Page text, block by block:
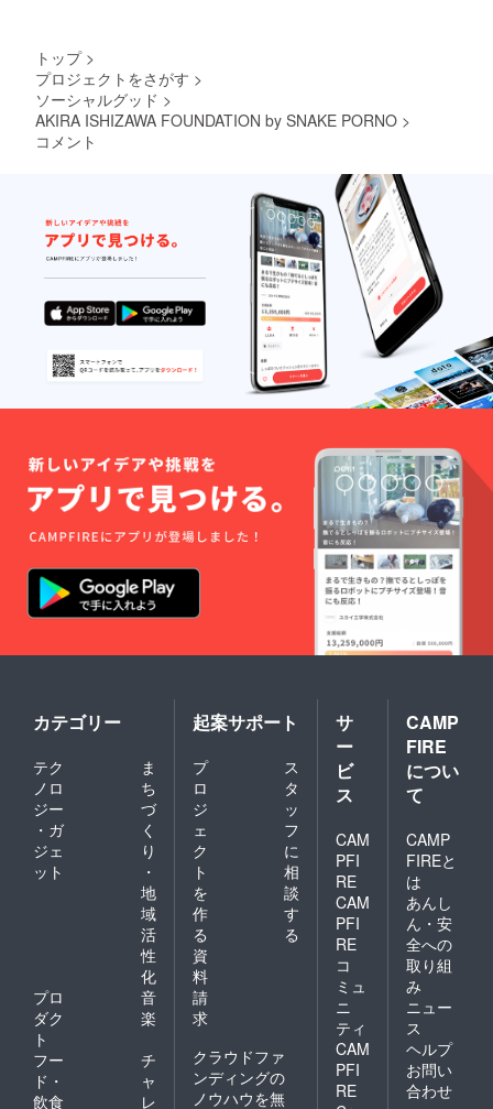
サロゴ
た。
のでそ
合いか
らスネ
ポルで
過去に
出した
メ
デュー
サロゴ
を使用
しまし
た。
を錆び
との意
味があ
るので
そのこ
とわざ
を石沢
彰氏の
スケー
トボー
ディン
グに置
き換え
てみま
した。
デュー
サは石
沢彰氏
のト
レード
マーク
でもあ
るパー
マな髪
と石に
信がメ
デュー
サには
あるの
で石沢
彰氏の
名字に
いう字
がある
のでそ
ういっ
た意味
合いか
らスネ
ポルで
過去に
出した
デュー
サロゴ
を使用
しまし
トップ >
プロジェクトをさがす >
ソーシャルグッド >
AKIRA ISHIZAWA FOUNDATION by SNAKE PORNO >
コメント
カテゴリー
テク
ノロ
ジー
・ガ
ジェ
ット
ま
ち
づ
く
り
・
地
域
活
性
化
プロ
ダク
ト
音
楽
フー
ド・
飲食
チ
ャ
レ
起案サポート
プ
ロ
ジ
ェ
ク
ト
を
作
る
ス
タ
ッ
フ
に
相
談
す
る
資
料
請
求
クラウドファ
ンディングの
ノウハウを無
サ
ー
ビ
ス
CAM
PFI
RE
CAM
PFI
RE
コ
ミュ
ニ
ティ
CAM
PFI
RE
CAMP
FIRE
につい
て
CAMP
FIREと
は
あんし
ん・安
全への
取り組
み
ニュー
ス
ヘルプ
お問い
合わせ